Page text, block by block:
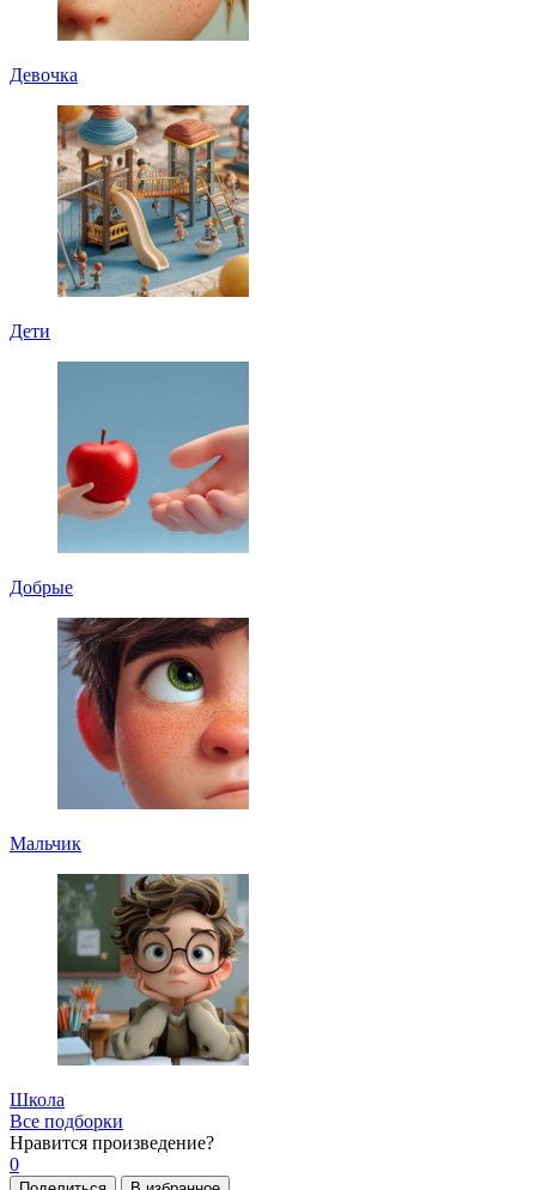
Девочка
Дети
Добрые
Мальчик
Школа
Все подборки
Нравится произведение?
0